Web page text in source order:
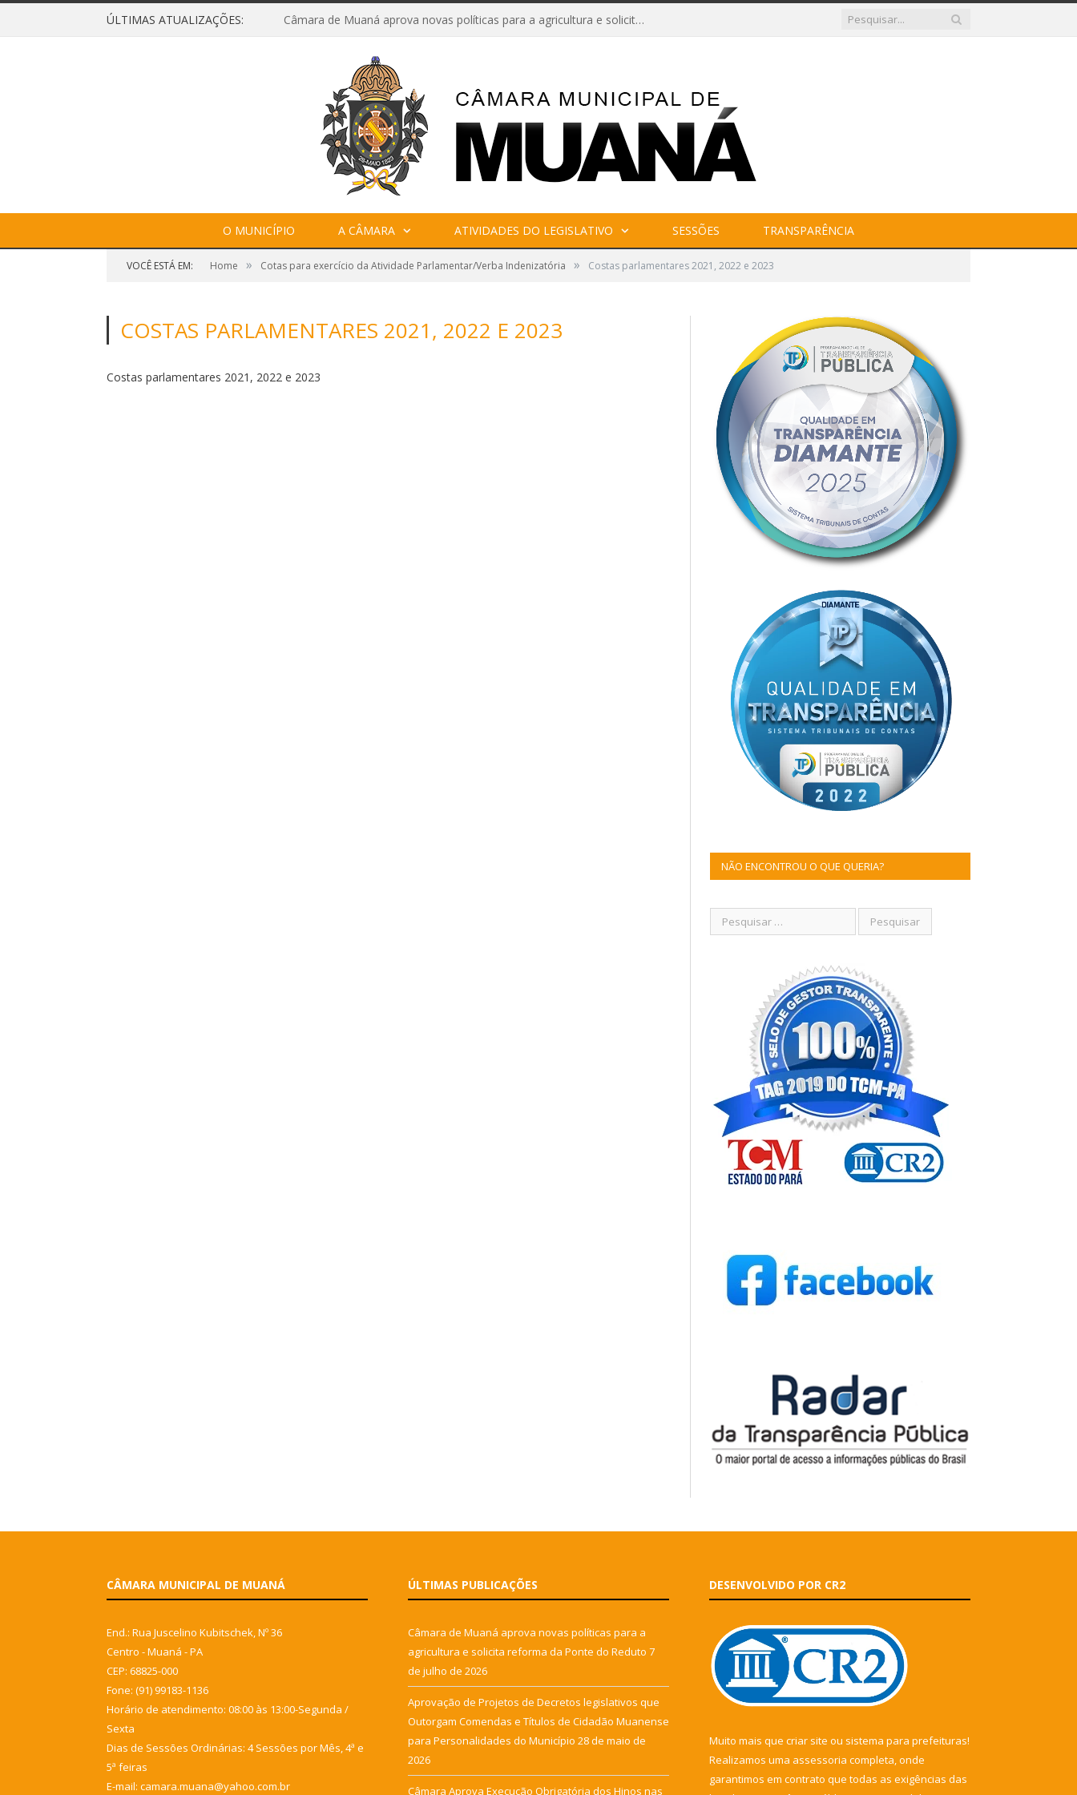
ÚLTIMAS ATUALIZAÇÕES: Câmara de Muaná aprova novas políticas para a agricultura e solicita reforma da Ponte do Reduto
O MUNICÍPIO A CÂMARA ATIVIDADES DO LEGISLATIVO SESSÕES TRANSPARÊNCIA
VOCÊ ESTÁ EM: Home » Cotas para exercício da Atividade Parlamentar/Verba Indenizatória » Costas parlamentares 2021, 2022 e 2023
COSTAS PARLAMENTARES 2021, 2022 E 2023
Costas parlamentares 2021, 2022 e 2023
NÃO ENCONTROU O QUE QUERIA?
CÂMARA MUNICIPAL DE MUANÁ
End.: Rua Juscelino Kubitschek, Nº 36
Centro - Muaná - PA
CEP: 68825-000
Fone: (91) 99183-1136
Horário de atendimento: 08:00 às 13:00-Segunda /
Sexta
Dias de Sessões Ordinárias: 4 Sessões por Mês, 4ª e
5ª feiras
E-mail: camara.muana@yahoo.com.br
ÚLTIMAS PUBLICAÇÕES
Câmara de Muaná aprova novas políticas para a
agricultura e solicita reforma da Ponte do Reduto 7
de julho de 2026
Aprovação de Projetos de Decretos legislativos que
Outorgam Comendas e Títulos de Cidadão Muanense
para Personalidades do Município 28 de maio de
2026
Câmara Aprova Execução Obrigatória dos Hinos nas
DESENVOLVIDO POR CR2
Muito mais que criar site ou sistema para prefeituras!
Realizamos uma assessoria completa, onde
garantimos em contrato que todas as exigências das